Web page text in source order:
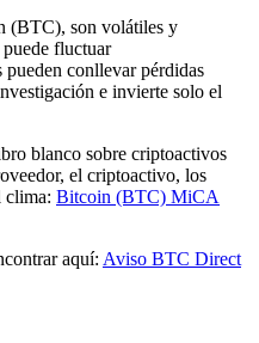
(BTC), son volátiles y
fluctuar
pueden conllevar pérdidas
e invierte solo el
blanco sobre criptoactivos
el criptoactivo, los
clima: Bitcoin (BTC) MiCA
aquí: Aviso BTC Direct